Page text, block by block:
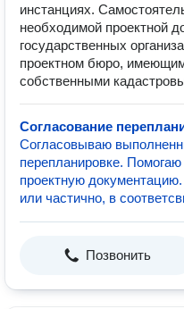
инстанциях.
необходимой проектной
государственных
проектном бюро,
собственными
Согласование
Согласовываю
перепланировке.
проектную
или частично, в
Позвонить